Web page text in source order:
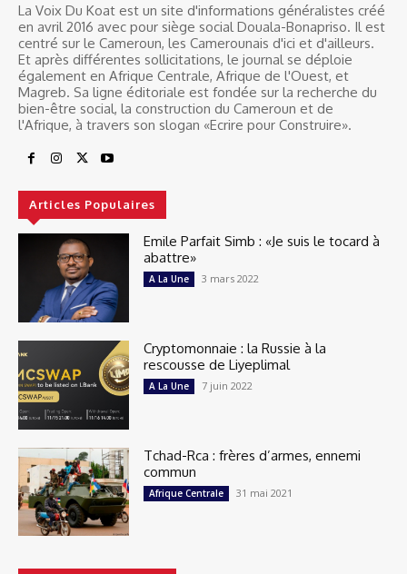
La Voix Du Koat est un site d'informations généralistes créé
en avril 2016 avec pour siège social Douala-Bonapriso. Il est
centré sur le Cameroun, les Camerounais d'ici et d'ailleurs.
Et après différentes sollicitations, le journal se déploie
également en Afrique Centrale, Afrique de l'Ouest, et
Magreb. Sa ligne éditoriale est fondée sur la recherche du
bien-être social, la construction du Cameroun et de
l'Afrique, à travers son slogan «Ecrire pour Construire».
Articles Populaires
Emile Parfait Simb : «Je suis le tocard à
abattre»
A La Une 3 mars 2022
Cryptomonnaie : la Russie à la
rescousse de Liyeplimal
A La Une 7 juin 2022
Tchad-Rca : frères d’armes, ennemi
commun
Afrique Centrale 31 mai 2021